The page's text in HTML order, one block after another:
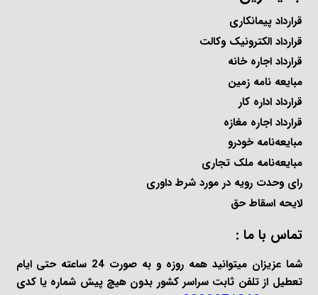
قرارداد پیمانکاری
قرارداد الکترونیک وکالت
قرارداد اجاره خانه
مبایعه نامه زمین
قرارداد اداره کار
قرارداد اجاره مغازه
مبایعه‌نامه خودرو
مبایعه‌نامه ملک تجاری
رای وحدت رویه در مورد شرط داوری
لایحه اسقاط حق
تماس با ما :
شما عزیزان میتوانید همه روزه و به صورت 24 ساعته حتی ایام
تعطیل از تلفن ثابت سراسر کشور بدون هیچ پیش شماره یا کدی